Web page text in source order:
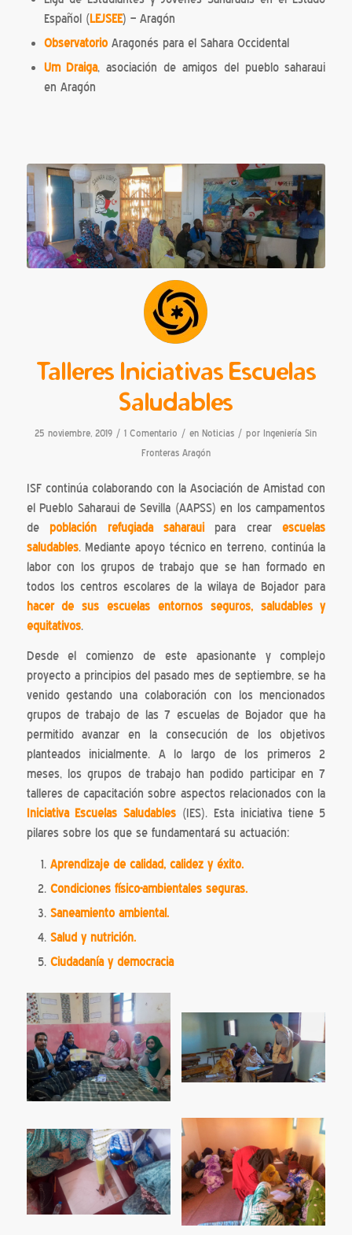
Español (LEJSEE) – Aragón
ObservatorioAragonés para el Sahara Occidental
Um Draiga, asociación de amigos del pueblo saharaui
en Aragón
Talleres Iniciativas Escuelas
Saludables
25 noviembre, 2019 / 1 Comentario / enNoticias / porIngeniería Sin
Fronteras Aragón
ISF continúa colaborando con la Asociación de Amistad con
el Pueblo Saharaui de Sevilla (AAPSS) en los campamentos
depoblación refugiada saharauipara crearescuelas
saludables. Mediante apoyo técnico en terreno, continúa la
labor con los grupos de trabajo que se han formado en
todos los centros escolares de la wilaya de Bojador para
hacer de sus escuelas entornos seguros, saludables y
equitativos.
Desde el comienzo de este apasionante y complejo
proyecto a principios del pasado mes de septiembre, se ha
venido gestando una colaboración con los mencionados
grupos de trabajo de las 7 escuelas de Bojador que ha
permitido avanzar en la consecución de los objetivos
planteados inicialmente. A lo largo de los primeros 2
meses, los grupos de trabajo han podido participar en 7
talleres de capacitación sobre aspectos relacionados con la
Iniciativa Escuelas Saludables (IES). Esta iniciativa tiene 5
pilares sobre los que se fundamentará su actuación:
Aprendizaje de calidad, calidez y éxito.
Condiciones físico-ambientales seguras.
Saneamiento ambiental.
Salud y nutrición.
Ciudadanía y democracia